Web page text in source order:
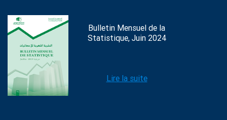
Bulletin Mensuel de la
Statistique, Juin 2024
Lire la suite